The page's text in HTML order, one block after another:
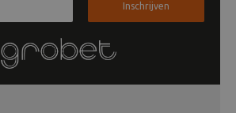
Inschrijven